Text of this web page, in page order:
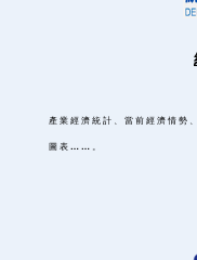
產業經濟統計、當前經濟情勢
圖表…… 。